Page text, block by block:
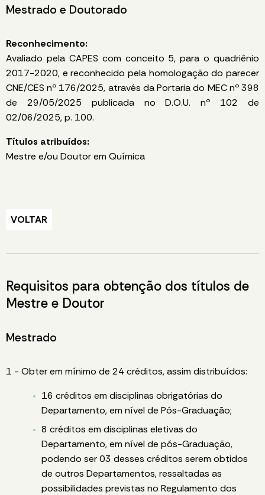
Mestrado e Doutorado
Reconhecimento:
Avaliado pela CAPES com conceito 5, para o quadriênio
2017-2020, e reconhecido pela homologação do parecer
CNE/CES nº 176/2025, através da Portaria do MEC nº 398
de 29/05/2025 publicada no D.O.U. nº 102 de
02/06/2025, p. 100.
Títulos atribuídos:
Mestre e/ou Doutor em Química
VOLTAR
Requisitos para obtenção dos títulos de
Mestre e Doutor
Mestrado
1 - Obter em mínimo de 24 créditos, assim distribuídos:
16 créditos em disciplinas obrigatórias do
Departamento, em nível de Pós-Graduação;
8 créditos em disciplinas eletivas do
Departamento, em nível de pós-Graduação,
podendo ser 03 desses créditos serem obtidos
de outros Departamentos, ressaltadas as
possibilidades previstas no Regulamento dos